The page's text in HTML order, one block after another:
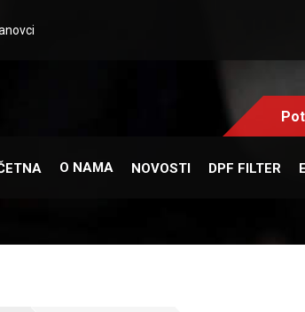
O NAMA NOVOSTI DPF FILTER